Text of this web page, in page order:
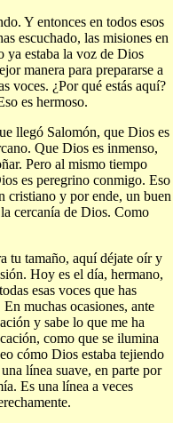
Y entonces en todos esos
escuchado, las misiones en
ya estaba la voz de Dios
manera para prepararse a
voces. ¿Por qué estás aquí?
es hermoso.
llegó Salomón, que Dios es
Que Dios es inmenso,
Pero al mismo tiempo
es peregrino conmigo. Eso
cristiano y por ende, un buen
cercanía de Dios. Como
tu tamaño, aquí déjate oír y
Hoy es el día, hermano,
esas voces que has
muchas ocasiones, ante
y sabe lo que me ha
como que se ilumina
cómo Dios estaba tejiendo
línea suave, en parte por
Es una línea a veces